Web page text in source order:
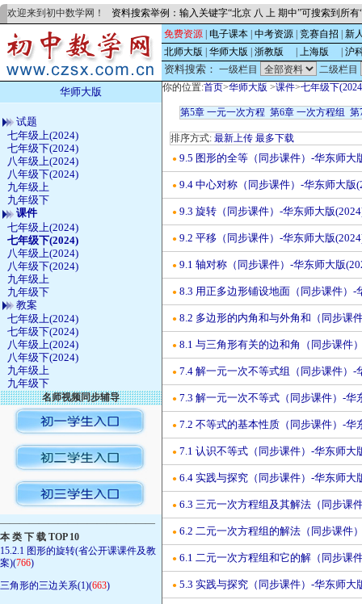
欢迎来到初中数学网！ 资料搜索举例：输入关键字“北京 八 上 期中”可搜索到所
免费资源 电子课本 中考资源 竞赛自招
新
北师大版
华师大版 浙教版 上海版 沪
资料搜索： 一级栏目 二级栏目
华师大版
试题
七年级上(2024)
七年级下(2024)
八年级上(2024)
八年级下(2024)
九年级上
九年级下
课件
七年级上(2024)
七年级下(2024)
八年级上(2024)
八年级下(2024)
九年级上
九年级下
教案
七年级上(2024)
七年级下(2024)
八年级上(2024)
八年级下(2024)
九年级上
九年级下
名师视频同步辅导
————————————————
本 类 下 载 TOP 10
15.2.1 图形的旋转(省公开课课件及教
案)(766)
三角形的三边关系(1)(663)
你的位置:首页>华师大版 >课件>七年级下
第5章 一元一次方程 第6章 一次方程组 第
排序方式: 最新上传 最多下载
● 9.5 图形的全等（同步课件）-华东师大
● 9.4 中心对称（同步课件）-华东师大版
● 9.3 旋转（同步课件）-华东师大版
● 9.2 平移（同步课件）-华东师大版
● 9.1 轴对称（同步课件）-华东师大版
● 8.3 用正多边形铺设地面（同步课件）-
● 8.2 多边形的内角和与外角和（同步课
● 8.1 与三角形有关的边和角（同步课件
● 7.4 解一元一次不等式组（同步课件）-
● 7.3 解一元一次不等式（同步课件）-华
● 7.2 不等式的基本性质（同步课件）-华
● 7.1 认识不等式（同步课件）-华东师大
● 6.4 实践与探究（同步课件）-华东师大
● 6.3 三元一次方程组及其解法（同步课
● 6.2 二元一次方程组的解法（同步课件
● 6.1 二元一次方程组和它的解（同步课
● 5.3 实践与探究（同步课件）-华东师大